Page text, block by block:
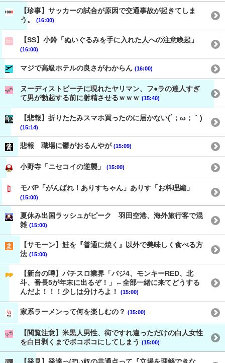
【珍事】サッカーの試合が原因で交通事故が起きてしま
う。
(16:00)
【SS】小鈴「ぬいぐるみを手に入れた人への注意喚起」
(16:00)
マジで高級ホテルの良さがわからん (16:00)
ヌーディストビーチに現れたヤリマン、フ●ラの達人すぎ
て男が勃起する前に射精させるｗｗｗ (15:40)
【悲報】折りたたみスマホ買ったのに届かない(´；ω；｀)
(15:14)
悲報 職場に鬱がおるんやが (15:09)
小野寺「ニセコイの逆襲」 (15:00)
モバP「がんばれ！ありすちゃん」ありす「お料理編」
(15:00)
夏休み出国ラッシュがピーク 羽田空港、海外旅行客で混
雑 (15:00)
【サモーン】鮭を『普通に焼く』以外で美味しく食べる方
法 (15:00)
【新台の噂】パチスロ業界「バジ4、モンキーRED、北
斗、番長5が年末に出るぞ！」←全部一緒に来てどうする
んだよ！！！少しは分けろよ！
(15:00)
家系ラーメンって何を楽しむの？ (15:00)
【閲覧注意】米黒人男性、街ですれ違っただけの白人女性
を白目剥くまでボコボコにしてしまう (15:00)